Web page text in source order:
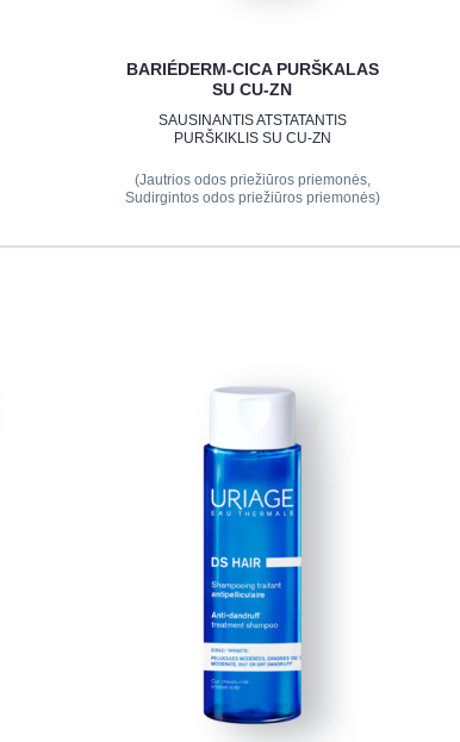
BARIÉDERM-CICA PURŠKALAS
SU CU-ZN
SAUSINANTIS ATSTATANTIS
PURŠKIKLIS SU CU-ZN
(Jautrios odos priežiūros priemonės,
Sudirgintos odos priežiūros priemonės)